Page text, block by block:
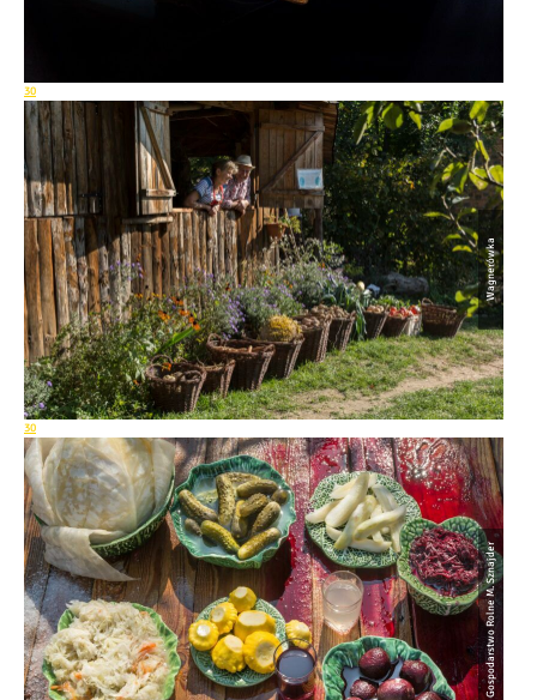
30
Wagnerówka
30
Gospodarstwo Rolne M. Sznajder